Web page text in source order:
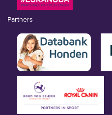
Partners